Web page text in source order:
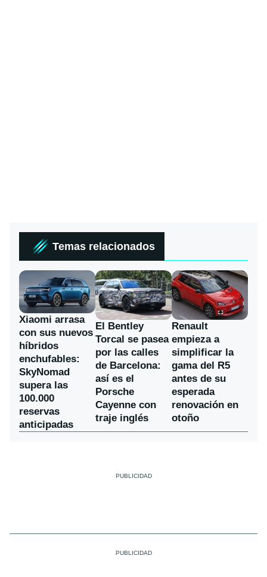
Temas relacionados
Xiaomi arrasa
con sus nuevos
híbridos
enchufables:
SkyNomad
supera las
100.000
reservas
anticipadas
El Bentley
Torcal se pasea
por las calles
de Barcelona:
así es el
Porsche
Cayenne con
traje inglés
Renault
empieza a
simplificar la
gama del R5
antes de su
esperada
renovación en
otoño